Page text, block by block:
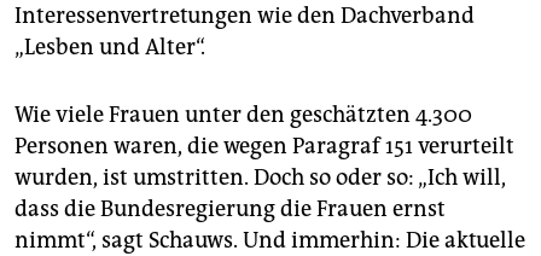
Interessenvertretungen wie den Dachverband
„Lesben und Alter“.
Wie viele Frauen unter den geschätzten 4.300
Personen waren, die wegen Paragraf 151 verurteilt
wurden, ist umstritten. Doch so oder so: „Ich will,
dass die Bundesregierung die Frauen ernst
nimmt“, sagt Schauws. Und immerhin: Die aktuelle